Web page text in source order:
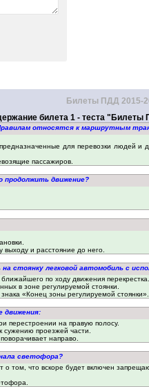
Билеты ПДД 2015-
билета 1 - теста "Билеты
относятся к маршрутным
для перевозки людей
пассажиров.
продолжить движение?
и расстояние до него.
стоянку легковой автомобиль с
по ходу движения перекрестка.
в зоне регулируемой стоянки.
«Конец зоны регулируемой стоянки».
движения:
перестроении на правую полосу.
проезжей части.
направо.
светофора?
том, что вскоре будет включен